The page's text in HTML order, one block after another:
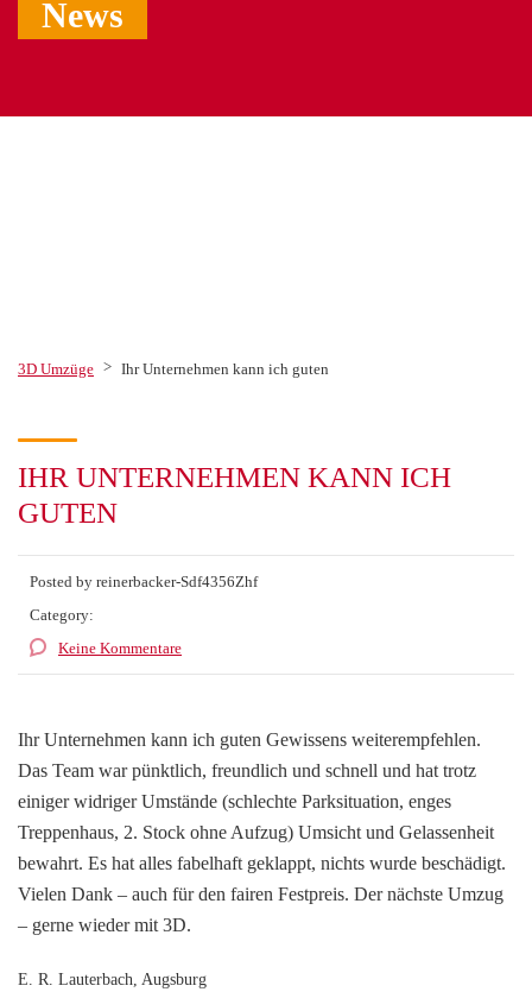
News
3D Umzüge > Ihr Unternehmen kann ich guten
IHR UNTERNEHMEN KANN ICH
GUTEN
Posted by reinerbacker-Sdf4356Zhf
Category:
Keine Kommentare
Ihr Unternehmen kann ich guten Gewissens weiterempfehlen.
Das Team war pünktlich, freundlich und schnell und hat trotz
einiger widriger Umstände (schlechte Parksituation, enges
Treppenhaus, 2. Stock ohne Aufzug) Umsicht und Gelassenheit
bewahrt. Es hat alles fabelhaft geklappt, nichts wurde beschädigt.
Vielen Dank – auch für den fairen Festpreis. Der nächste Umzug
– gerne wieder mit 3D.
E. R. Lauterbach, Augsburg